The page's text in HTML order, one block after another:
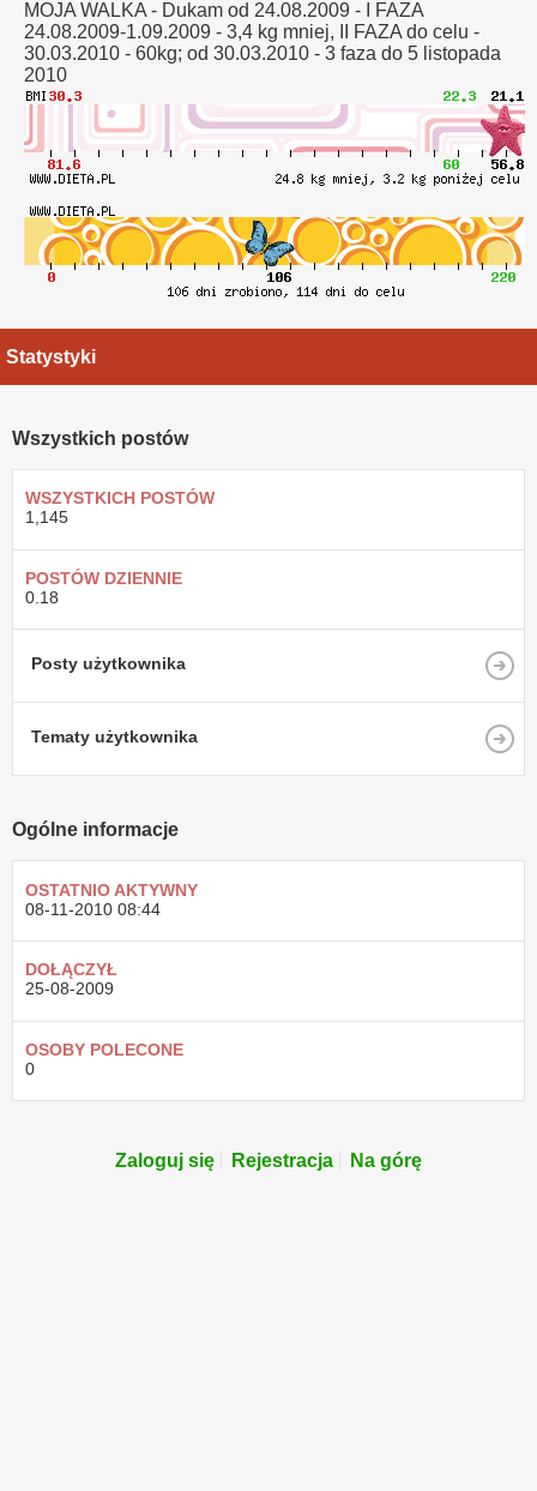
MOJA WALKA - Dukam od 24.08.2009 - I FAZA
24.08.2009-1.09.2009 - 3,4 kg mniej, II FAZA do celu -
30.03.2010 - 60kg; od 30.03.2010 - 3 faza do 5 listopada
2010
Statystyki
Wszystkich postów
WSZYSTKICH POSTÓW
1,145
POSTÓW DZIENNIE
0.18
Posty użytkownika
Tematy użytkownika
Ogólne informacje
OSTATNIO AKTYWNY
08-11-2010 08:44
DOŁĄCZYŁ
25-08-2009
OSOBY POLECONE
0
Zaloguj się Rejestracja Na górę